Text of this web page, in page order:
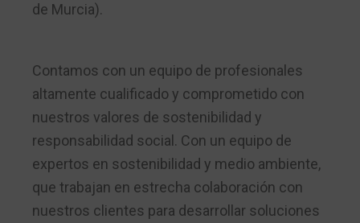
de Murcia).
Contamos con un equipo de profesionales
altamente cualificado y comprometido con
nuestros valores de sostenibilidad y
responsabilidad social. Con un equipo de
expertos en sostenibilidad y medio ambiente,
que trabajan en estrecha colaboración con
nuestros clientes para desarrollar soluciones